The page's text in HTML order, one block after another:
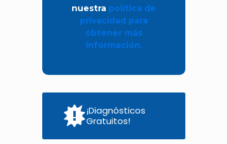
nuestra política de
privacidad para
obtener más
información.
¡Diagnósticos
Gratuitos!